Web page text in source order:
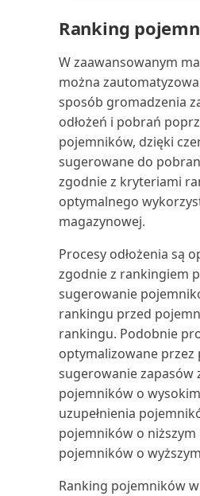
Łączenie dokumentów
elektronicznych z
Łączenie dokumentów
elektronicznych z
Śledzenie korekt kosztów
zapasów
Średni okres windykacji
Środowisko księgowego w
Business Central
Saldo rachunku kosztów/
(raport)
Saldo roku
(raport)
Saldo waluty obcej
Segment: etykiety (raport)
Segment: strona tytułowa
(raport)
Serwis: faktura (raport
dokumentu)
Serwis: faktura korygująca
(raport dokumentu)
Serwis: wydanie (raport
Ranking
W zaawansowanym
można
sposób gromadzenia
odłożeń i pobrań
pojemników, dzięki
sugerowane do
zgodnie z kryteriami
optymalnego
magazynowej.
Procesy odłożenia są
zgodnie z rankingiem
sugerowanie
rankingu przed
rankingu. Podobnie
optymalizowane przez
sugerowanie zapasów
pojemników o
uzupełnienia
pojemników o
pojemników o
Ranking pojemników